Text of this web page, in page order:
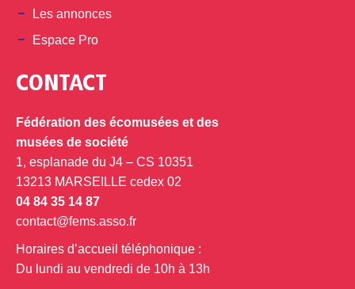
Les annonces
Espace Pro
CONTACT
Fédération des écomusées et des
musées de société
1, esplanade du J4 – CS 10351
13213 MARSEILLE cedex 02
04 84 35 14 87
contact@fems.asso.fr
Horaires d’accueil téléphonique :
Du lundi au vendredi de 10h à 13h